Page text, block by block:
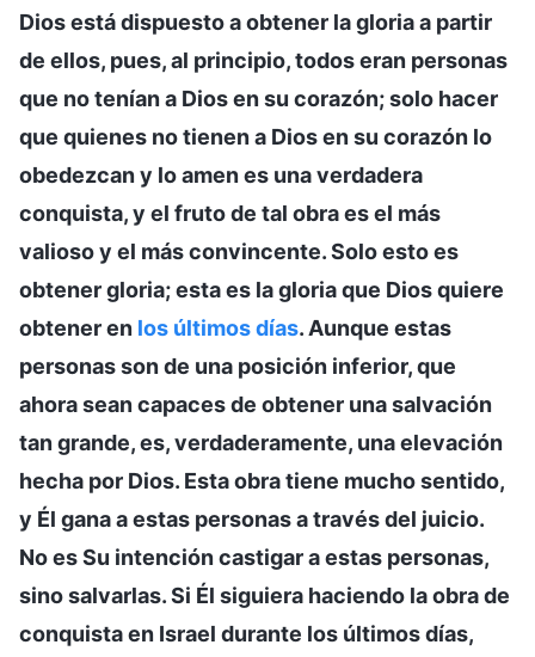
Dios está dispuesto a obtener la gloria a partir
de ellos, pues, al principio, todos eran personas
que no tenían a Dios en su corazón; solo hacer
que quienes no tienen a Dios en su corazón lo
obedezcan y lo amen es una verdadera
conquista, y el fruto de tal obra es el más
valioso y el más convincente. Solo esto es
obtener gloria; esta es la gloria que Dios quiere
obtener en los últimos días. Aunque estas
personas son de una posición inferior, que
ahora sean capaces de obtener una salvación
tan grande, es, verdaderamente, una elevación
hecha por Dios. Esta obra tiene mucho sentido,
y Él gana a estas personas a través del juicio.
No es Su intención castigar a estas personas,
sino salvarlas. Si Él siguiera haciendo la obra de
conquista en Israel durante los últimos días,